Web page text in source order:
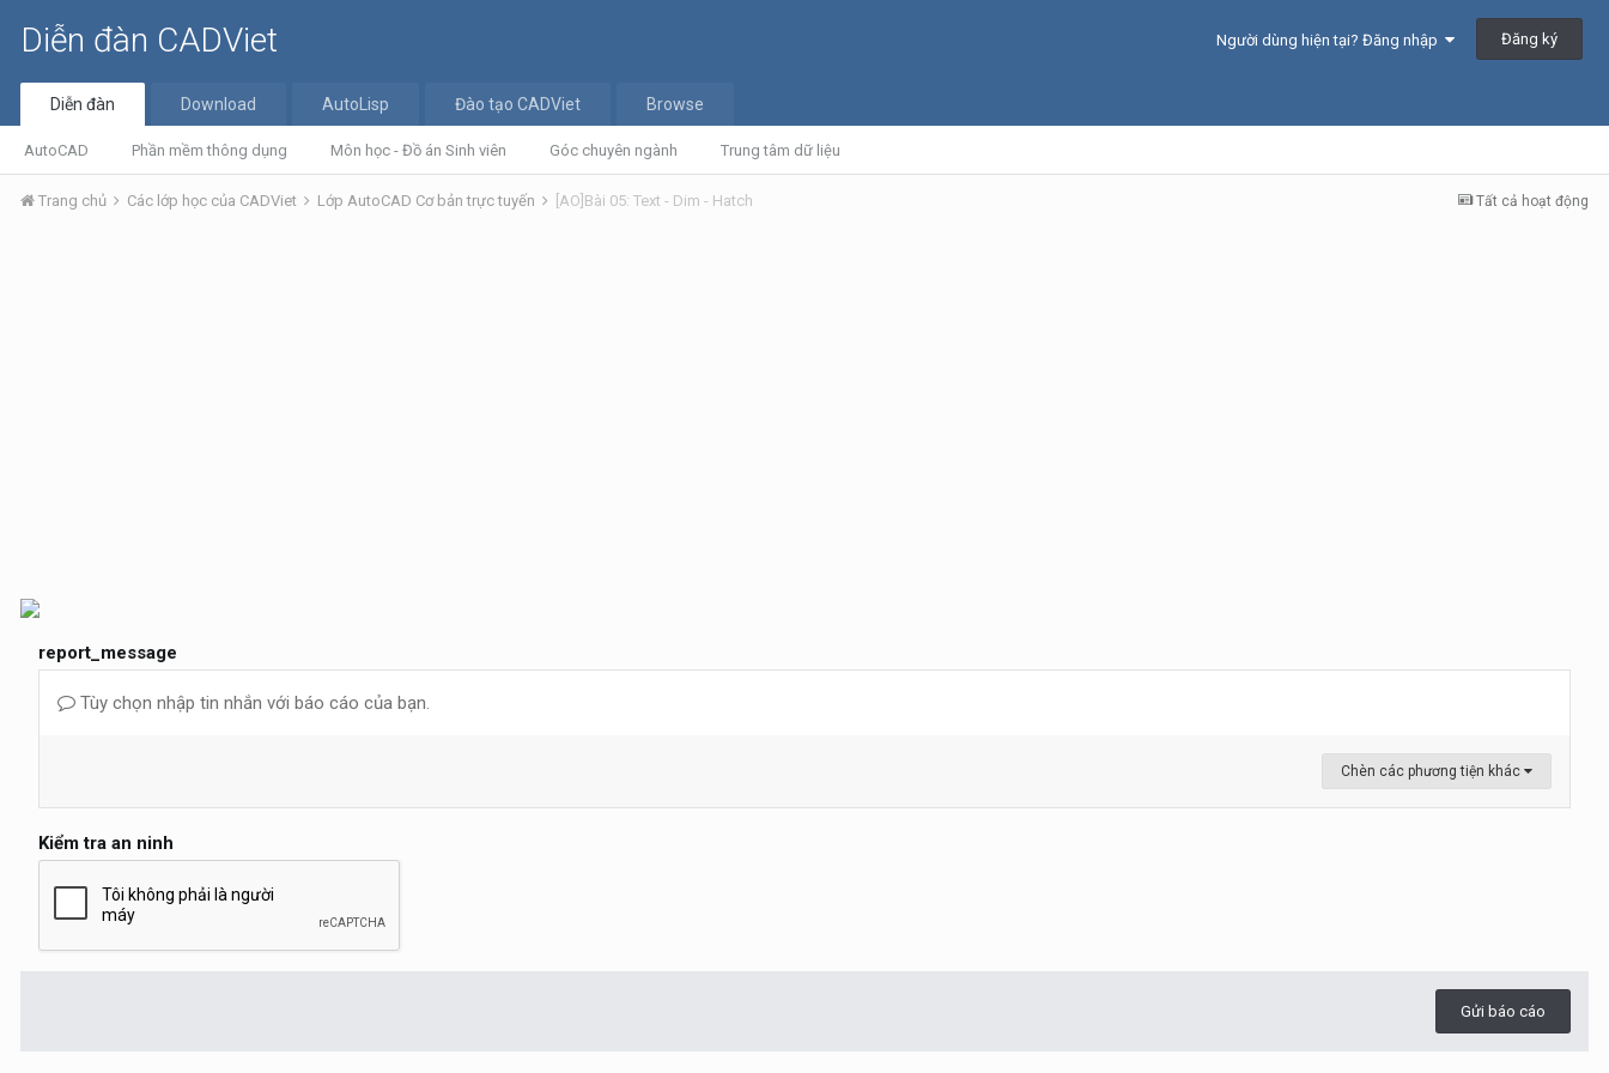
Diễn đàn CADViet Người dùng hiện tại? Đăng nhập Đăng ký
Diễn đàn
AutoCAD Phần mềm thông dụng Môn học - Đồ án Sinh viên Góc chuyên ngành Trung tâm dữ liệu
Download AutoLisp Đào tạo CADViet Browse
Tất cả hoạt động
Trang chủ Các lớp học của CADViet Lớp AutoCAD Cơ bản trực tuyến [AO]Bài 05: Text - Dim - Hatch
report_message
Tùy chọn nhập tin nhắn với báo cáo của bạn.
Chèn các phương tiện khác
Kiểm tra an ninh
Gửi báo cáo